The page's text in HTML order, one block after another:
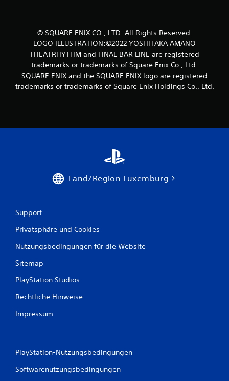
B
e
w
© SQUARE ENIX CO., LTD. All Rights Reserved.
LOGO ILLUSTRATION:©2022 YOSHITAKA AMANO
THEATRHYTHM and FINAL BAR LINE are registered
trademarks or trademarks of Square Enix Co., Ltd.
SQUARE ENIX and the SQUARE ENIX logo are registered
trademarks or trademarks of Square Enix Holdings Co., Ltd.
Land/Region Luxemburg
Support
Privatsphäre und Cookies
Nutzungsbedingungen für die Website
Sitemap
PlayStation Studios
Rechtliche Hinweise
Impressum
PlayStation-Nutzungsbedingungen
Softwarenutzungsbedingungen